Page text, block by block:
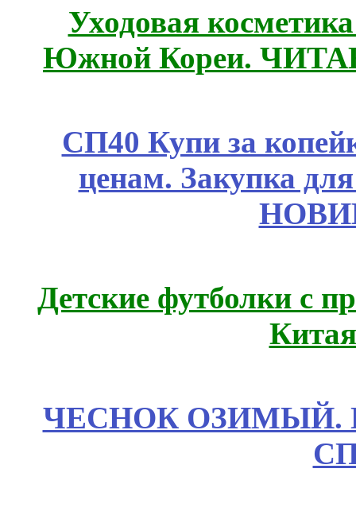
Уходовая
Южной Кореи.
СП40 Купи за
ценам. Закупка
Детские футболки с
ЧЕСНОК ОЗИМЫЙ.